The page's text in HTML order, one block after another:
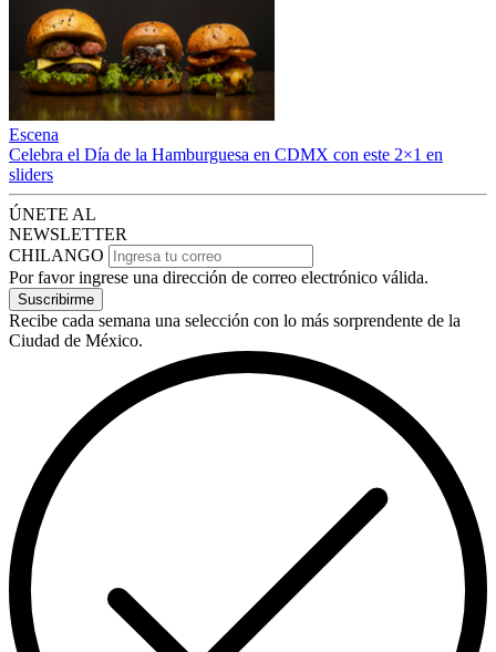
Escena
Celebra el Día de la Hamburguesa en CDMX con este 2×1 en
sliders
ÚNETE AL
NEWSLETTER
CHILANGO
Por favor ingrese una dirección de correo electrónico válida.
Suscribirme
Recibe cada semana una selección con lo más sorprendente de la
Ciudad de México.